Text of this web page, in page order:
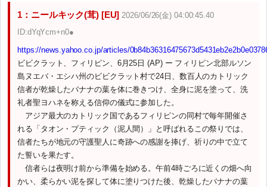
1：ニールキック(茸) [EU] 2026/06/26(金) 04:00:45.40
ID:dYqYcm+n0●
https://news.yahoo.co.jp/articles/
ビビクラット、フィリピン、6月25日 (AP) ー フィリピン北部ルソン
島ヌエバ・エシハ州のビビクラット村で24日、数百人のカトリック
信者が乾燥したバナナの葉を体に巻きつけ、全身に泥を塗って、洗
礼者聖ヨハネを称える信仰の儀式に参加した。
アジア最大のカトリック国であるフィリピンの同村で毎年開催さ
れる「タオン・プティック（泥人間）」と呼ばれるこの祭りでは、
信者たちが地元の守護聖人に奇跡への感謝を捧げ、祈りの中で立て
た誓いを果たす。
信者らは夜明け前から準備を始める。午前4時ごろに近くの畑へ向
かい、柔らかい泥を探して体に塗りつけた後、乾燥したバナナの葉